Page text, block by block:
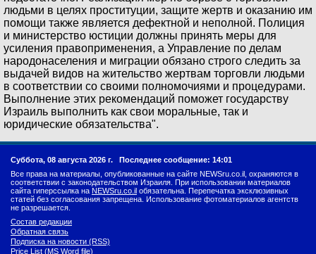
людьми в целях проституции, защите жертв и оказанию им
помощи также является дефектной и неполной. Полиция
и министерство юстиции должны принять меры для
усиления правоприменения, а Управление по делам
народонаселения и миграции обязано строго следить за
выдачей видов на жительство жертвам торговли людьми
в соответствии со своими полномочиями и процедурами.
Выполнение этих рекомендаций поможет государству
Израиль выполнить как свои моральные, так и
юридические обязательства".
Суббота, 08 августа 2026 г. Последнее сообщение: 14:01
Все права на материалы, опубликованные на сайте NEWSru.co.il, охраняются в
соответствии с законодательством Израиля. При использовании материалов
сайта гиперссылка на NEWSru.co.il обязательна. Перепечатка эксклюзивных
статей без согласования запрещена. Использование фотоматериалов агентств
не разрешается.
Состав редакции
Обратная связь
Подписка на новости (RSS)
Price List (MS Word file)